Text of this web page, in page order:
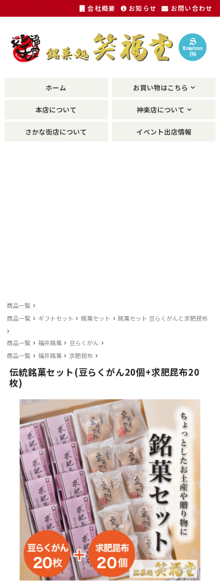
福井銘菓、敦賀銘菓の土産物が種類豊富に。
会社概要 お知らせ お問い合わせ
ホーム お買い物はこちら
本店について 神楽店について
さかな街店について イベント出店情報
商品一覧 ›
商品一覧 › ギフトセット › 銘菓セット ›銘菓セット 豆らくがんと求肥昆布
›
商品一覧 › 福井銘菓› 豆らくがん ›
商品一覧 › 福井銘菓› 求肥昆布 ›
伝統銘菓セット(豆らくがん20個+求肥昆布20
枚)